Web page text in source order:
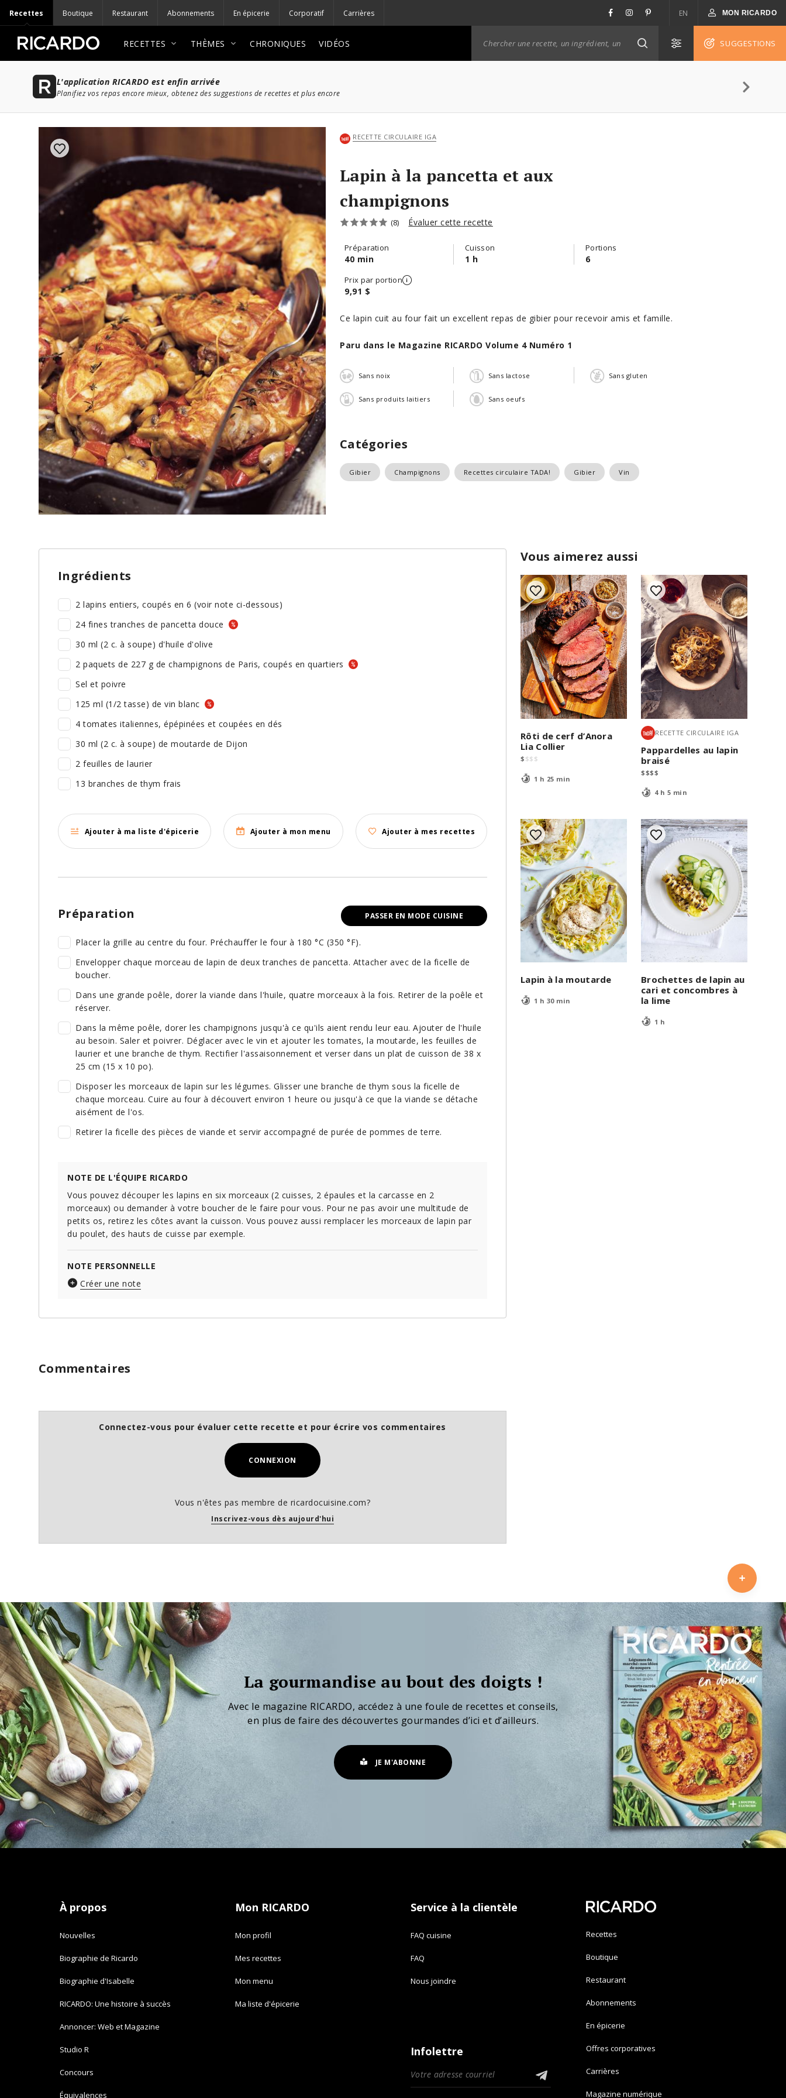
Recettes Boutique Restaurant Abonnements En épicerie Corporatif Carrières EN MON RICARDO
RECETTES THÈMES CHRONIQUES VIDÉOS SUGGESTIONS
L'application RICARDO est enfin arrivée
Planifiez vos repas encore mieux, obtenez des suggestions de recettes et plus encore
RECETTE CIRCULAIRE IGA
Lapin à la pancetta et aux
champignons
(8) Évaluer cette recette
Préparation
40 min
Cuisson
1 h
Portions
6
Prix par portion
9,91 $
Ce lapin cuit au four fait un excellent repas de gibier pour recevoir amis et famille.
Paru dans le Magazine RICARDO Volume 4 Numéro 1
Sans noix Sans lactose Sans gluten
Sans produits laitiers Sans oeufs
Catégories
Gibier Champignons Recettes circulaire TADA! Gibier Vin
Vous aimerez aussi
Rôti de cerf d’Anora
Lia Collier
$ $$ $
1 h 25 min
RECETTE CIRCULAIRE IGA
Pappardelles au lapin
braisé
$$$$
4 h 5 min
Lapin à la moutarde
1 h 30 min
Brochettes de lapin au
cari et concombres à
la lime
1 h
Ingrédients
2 lapins entiers, coupés en 6 (voir note ci-dessous)
24 fines tranches de pancetta douce
30 ml (2 c. à soupe) d'huile d'olive
2 paquets de 227 g de champignons de Paris, coupés en quartiers
Sel et poivre
125 ml (1/2 tasse) de vin blanc
4 tomates italiennes, épépinées et coupées en dés
30 ml (2 c. à soupe) de moutarde de Dijon
2 feuilles de laurier
13 branches de thym frais
Ajouter à ma liste d'épicerie Ajouter à mon menu Ajouter à mes recettes
PASSER EN MODE CUISINE
Préparation
Placer la grille au centre du four. Préchauffer le four à 180 °C (350 °F).
Envelopper chaque morceau de lapin de deux tranches de pancetta. Attacher avec de la ficelle de
boucher.
Dans une grande poêle, dorer la viande dans l'huile, quatre morceaux à la fois. Retirer de la poêle et
réserver.
Dans la même poêle, dorer les champignons jusqu'à ce qu'ils aient rendu leur eau. Ajouter de l'huile
au besoin. Saler et poivrer. Déglacer avec le vin et ajouter les tomates, la moutarde, les feuilles de
laurier et une branche de thym. Rectifier l'assaisonnement et verser dans un plat de cuisson de 38 x
25 cm (15 x 10 po).
Disposer les morceaux de lapin sur les légumes. Glisser une branche de thym sous la ficelle de
chaque morceau. Cuire au four à découvert environ 1 heure ou jusqu'à ce que la viande se détache
aisément de l'os.
Retirer la ficelle des pièces de viande et servir accompagné de purée de pommes de terre.
NOTE DE L'ÉQUIPE RICARDO
Vous pouvez découper les lapins en six morceaux (2 cuisses, 2 épaules et la carcasse en 2
morceaux) ou demander à votre boucher de le faire pour vous. Pour ne pas avoir une multitude de
petits os, retirez les côtes avant la cuisson. Vous pouvez aussi remplacer les morceaux de lapin par
du poulet, des hauts de cuisse par exemple.
NOTE PERSONNELLE
Créer une note
Commentaires
Connectez-vous pour évaluer cette recette et pour écrire vos commentaires
CONNEXION
Vous n'êtes pas membre de ricardocuisine.com?
Inscrivez-vous dès aujourd'hui
La gourmandise au bout des doigts !
Avec le magazine RICARDO, accédez à une foule de recettes et conseils,
en plus de faire des découvertes gourmandes d’ici et d’ailleurs.
JE M'ABONNE
À propos
Nouvelles
Biographie de Ricardo
Biographie d'Isabelle
RICARDO: Une histoire à succès
Annoncer: Web et Magazine
Studio R
Concours
Équivalences
Mon RICARDO
Mon profil
Mes recettes
Mon menu
Ma liste d'épicerie
Service à la clientèle
FAQ cuisine
FAQ
Nous joindre
Infolettre
Recettes
Boutique
Restaurant
Abonnements
En épicerie
Offres corporatives
Carrières
Magazine numérique